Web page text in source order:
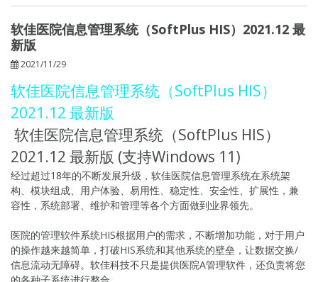
软佳医院信息管理系统（SoftPlus HIS）2021.12 最
新版
2021/11/29
软佳医院信息管理系统（SoftPlus HIS）
2021.12 最新版
软佳医院信息管理系统（SoftPlus HIS）
2021.12 最新版 (支持Windows 11)
经过超过18年的不断发展升级，软佳医院信息管理系统在系统架
构、模块组成、用户体验、易用性、稳定性、安全性、扩展性，兼
容性，系统部署、维护和管理等各个方面做到业界领先。
医院的管理软件系统HIS根据用户的需求，不断增加功能，对于用户
的操作越来越简单，打破HIS系统和其他系统的壁垒，让数据交换/
信息流动无障碍。软佳科技不只是提供医院A管理软件，还负责将您